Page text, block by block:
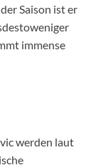
Saison ist er
immense
werden laut